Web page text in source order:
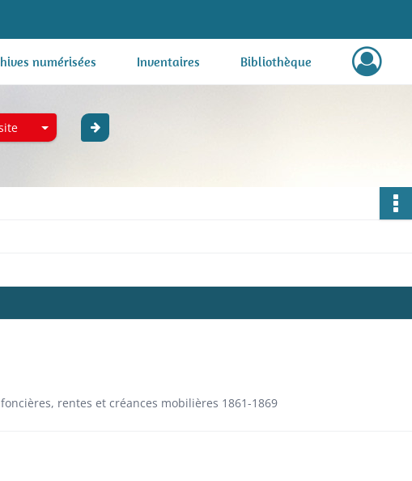
numérisées Inventaires Bibliothèque
rentes et créances mobilières 1861-1869